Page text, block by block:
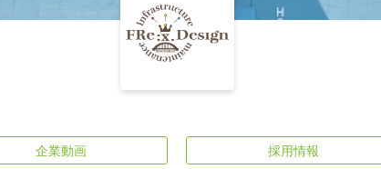
企業動画 採用情報